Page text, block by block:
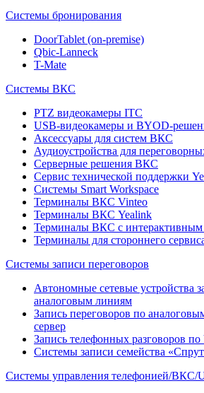
Системы бронирования
DoorTablet (on-premise)
Qbic-Lanneck
T-Mate
Системы ВКС
PTZ видеокамеры ITC
USB-видеокамеры и BYOD-
Аксессуары для систем ВКС
Аудиоустройства для
Серверные решения ВКС
Сервис технической поддержки
Системы Smart Workspace
Терминалы ВКС Vinteo
Терминалы ВКС Yealink
Терминалы ВКС с интерактивным
Терминалы для стороннего
Системы записи переговоров
Автономные сетевые устройства
аналоговым линиям
Запись переговоров по
сервер
Запись телефонных разговоров
Системы записи семейства
Системы управления телефонией/ВКС/